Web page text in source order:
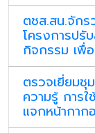
ตชส.สน.จักร
โครงการป
กิจกรรม เพื่
ตรวจเยี่ยมชุ
ความรู้ การ
แจกหน้ากาก